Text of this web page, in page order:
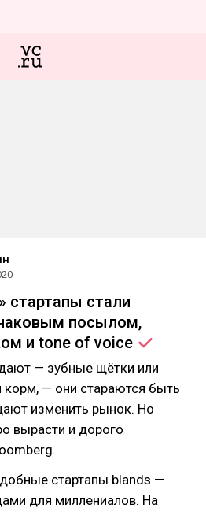
стартапы стали
посылом,
и tone of voice
— зубные щётки или
корм, — они стараются быть
изменить рынок. Но
вырасти и дорого
стартапы blands —
для миллениалов. На